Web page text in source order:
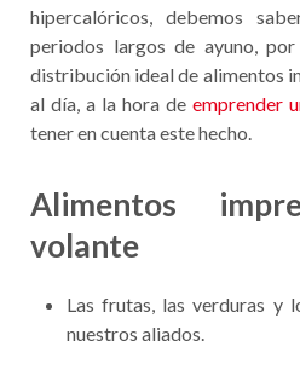
hipercalóricos, debemos
periodos largos de ayuno,
distribución ideal de alimentos
al día, a la hora de emprender
tener en cuenta este hecho.
Alimentos
volante
Las frutas, las verduras y
nuestros aliados.